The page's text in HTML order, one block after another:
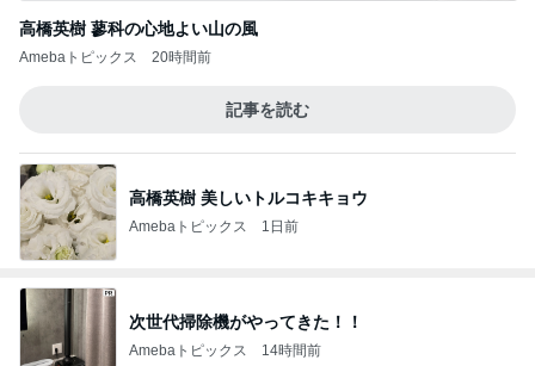
高橋英樹 蓼科の心地よい山の風
Amebaトピックス 20時間前
記事を読む
高橋英樹 美しいトルコキキョウ
Amebaトピックス 1日前
次世代掃除機がやってきた！！
Amebaトピックス 14時間前